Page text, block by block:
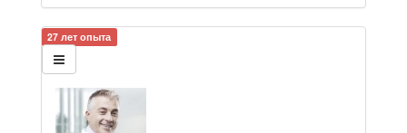
27 лет опыта